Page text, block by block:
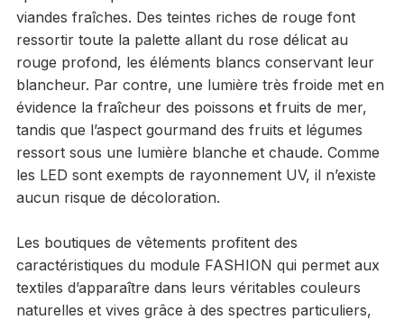
viandes fraîches. Des teintes riches de rouge font
ressortir toute la palette allant du rose délicat au
rouge profond, les éléments blancs conservant leur
blancheur. Par contre, une lumière très froide met en
évidence la fraîcheur des poissons et fruits de mer,
tandis que l’aspect gourmand des fruits et légumes
ressort sous une lumière blanche et chaude. Comme
les LED sont exempts de rayonnement UV, il n’existe
aucun risque de décoloration.
Les boutiques de vêtements profitent des
caractéristiques du module FASHION qui permet aux
textiles d’apparaître dans leurs véritables couleurs
naturelles et vives grâce à des spectres particuliers,